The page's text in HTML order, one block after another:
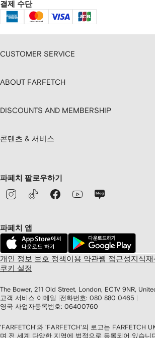
결제 수단
CUSTOMER SERVICE
ABOUT FARFETCH
DISCOUNTS AND MEMBERSHIP
콘텐츠 & 서비스
파페치 팔로우하기
파페치 앱
개인 정보 보호 정책 이용 약관웹 접근성 지식재
쿠키 설정
The Bower, 211 Old Street, London, EC1V 9NR,
고객 서비스 이메일
전화번호: 080 880 0465
영국 사업자등록번호: 06400760
'FARFETCH'와 'FARFETCH'의 로고는 FARFETCH
며 전 세계 다양한 지역에 법적으로 등록되어 있습니